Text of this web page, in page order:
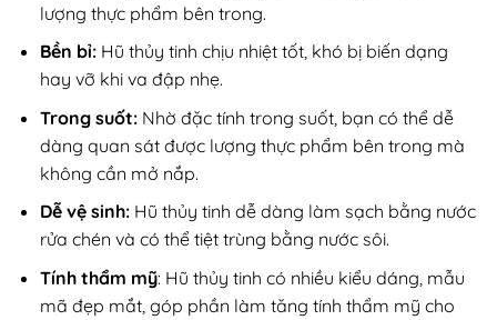
lượng thực phẩm bên trong.
Bền bỉ:Hũ thủy tinh chịu nhiệt tốt, khó bị biến dạng
hay vỡ khi va đập nhẹ.
Trong suốt:Nhờ đặc tính trong suốt, bạn có thể dễ
dàng quan sát được lượng thực phẩm bên trong mà
không cần mở nắp.
Dễ vệ sinh:Hũ thủy tinh dễ dàng làm sạch bằng nước
rửa chén và có thể tiệt trùng bằng nước sôi.
Tính thẩm mỹ: Hũ thủy tinh có nhiều kiểu dáng, mẫu
mã đẹp mắt, góp phần làm tăng tính thẩm mỹ cho